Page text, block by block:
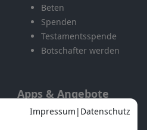
Beten
Spenden
Testamentsspende
Botschafter werden
Apps & Angebote